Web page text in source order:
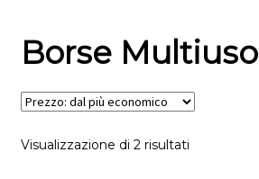
Borse Multiuso
Visualizzazione di 2 risultatiPrezzo: